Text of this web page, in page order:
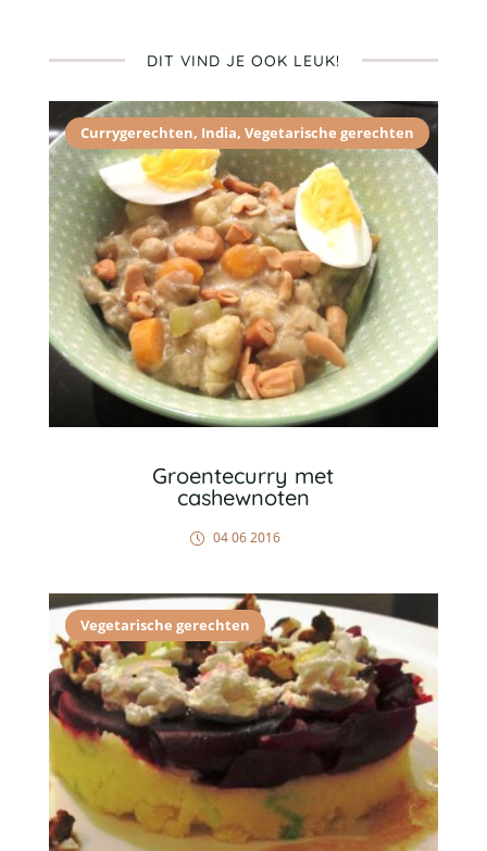
DIT VIND JE OOK LEUK!
Currygerechten, India, Vegetarische gerechten
Groentecurry met
cashewnoten
04 06 2016
Vegetarische gerechten